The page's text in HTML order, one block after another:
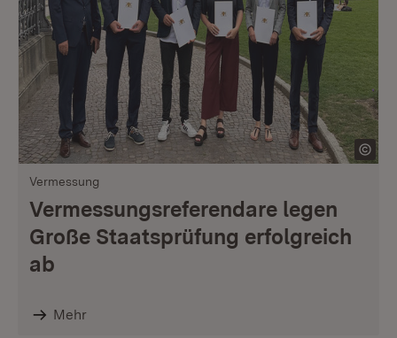
Vermessung
Vermessungsreferendare legen
Große Staatsprüfung erfolgreich
ab
Mehr